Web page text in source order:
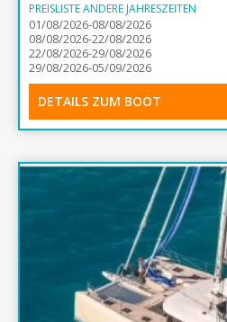
PREISLISTE ANDERE JAHRESZEITEN
01/08/2026-08/08/2026
08/08/2026-22/08/2026
22/08/2026-29/08/2026
29/08/2026-05/09/2026
DETAILS ZUM BOOT